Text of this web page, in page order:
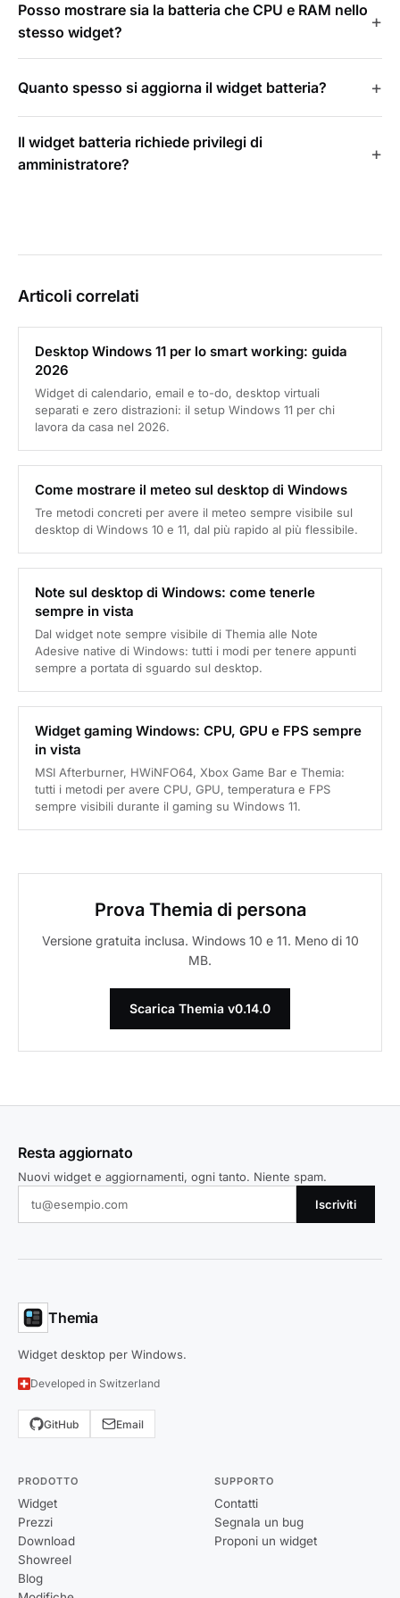
Posso mostrare sia la batteria che CPU e RAM nello
stesso widget?
Quanto spesso si aggiorna il widget batteria?
Il widget batteria richiede privilegi di
amministratore?
Articoli correlati
Desktop Windows 11 per lo smart working: guida
2026
Widget di calendario, email e to-do, desktop virtuali
separati e zero distrazioni: il setup Windows 11 per chi
lavora da casa nel 2026.
Come mostrare il meteo sul desktop di Windows
Tre metodi concreti per avere il meteo sempre visibile sul
desktop di Windows 10 e 11, dal più rapido al più flessibile.
Note sul desktop di Windows: come tenerle
sempre in vista
Dal widget note sempre visibile di Themia alle Note
Adesive native di Windows: tutti i modi per tenere appunti
sempre a portata di sguardo sul desktop.
Widget gaming Windows: CPU, GPU e FPS sempre
in vista
MSI Afterburner, HWiNFO64, Xbox Game Bar e Themia:
tutti i metodi per avere CPU, GPU, temperatura e FPS
sempre visibili durante il gaming su Windows 11.
Prova Themia di persona
Versione gratuita inclusa. Windows 10 e 11. Meno di 10
MB.
Scarica Themia v0.14.0
Resta aggiornato
Nuovi widget e aggiornamenti, ogni tanto. Niente spam.
Iscriviti
Themia
Widget desktop per Windows.
Developed in Switzerland
GitHub Email
PRODOTTO
Widget
Prezzi
Download
Showreel
Blog
SUPPORTO
Contatti
Segnala un bug
Proponi un widget